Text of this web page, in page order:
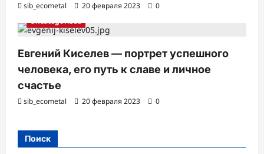
sib_ecometal 20 февраля 2023
0
Uncategorised
Евгений Киселев — портрет успешного
человека, его путь к славе и личное
счастье
sib_ecometal 20 февраля 2023 0
Поиск